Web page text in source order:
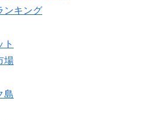
ンキング
ト
場
島